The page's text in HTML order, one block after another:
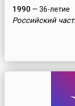
1990 — 36-летие
Российский